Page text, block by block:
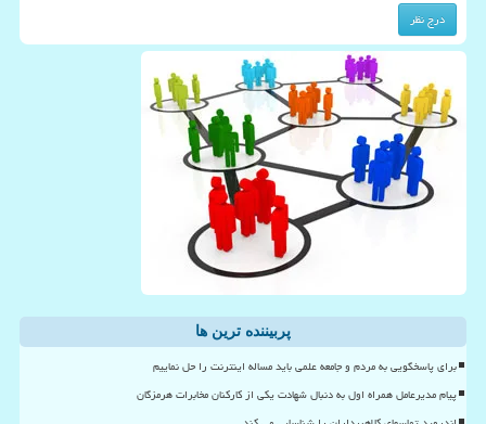
پربیننده ترین ها
برای پاسخگویی به مردم و جامعه علمی باید مساله اینترنت را حل نماییم
پیام مدیرعامل همراه اول به دنبال شهادت یکی از کارکنان مخابرات هرمزگان